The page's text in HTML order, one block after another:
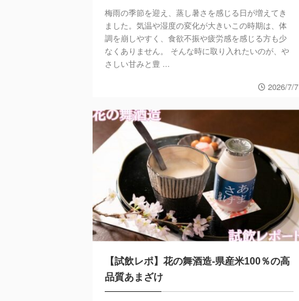
梅雨の季節を迎え、蒸し暑さを感じる日が増えてき
ました。気温や湿度の変化が大きいこの時期は、体
調を崩しやすく、食欲不振や疲労感を感じる方も少
なくありません。 そんな時に取り入れたいのが、や
さしい甘みと豊 ...
2026/7/7
【試飲レポ】花の舞酒造-県産米100％の高
品質あまざけ